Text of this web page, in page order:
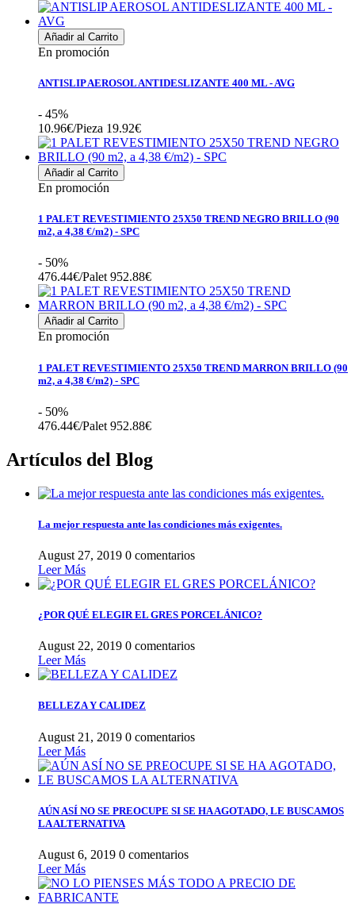
Añadir al Carrito
En promoción
ANTISLIP AEROSOL ANTIDESLIZANTE 400 ML - AVG
- 45%
10.96€/Pieza 19.92€
Añadir al Carrito
En promoción
1 PALET REVESTIMIENTO 25X50 TREND NEGRO BRILLO (90
m2, a 4,38 €/m2) - SPC
- 50%
476.44€/Palet 952.88€
Añadir al Carrito
En promoción
1 PALET REVESTIMIENTO 25X50 TREND MARRON BRILLO (90
m2, a 4,38 €/m2) - SPC
- 50%
476.44€/Palet 952.88€
Artículos del Blog
La mejor respuesta ante las condiciones más exigentes.
August 27, 2019 0 comentarios
Leer Más
¿POR QUÉ ELEGIR EL GRES PORCELÁNICO?
August 22, 2019 0 comentarios
Leer Más
BELLEZA Y CALIDEZ
August 21, 2019 0 comentarios
Leer Más
AÚN ASÍ NO SE PREOCUPE SI SE HA AGOTADO, LE BUSCAMOS
LA ALTERNATIVA
August 6, 2019 0 comentarios
Leer Más